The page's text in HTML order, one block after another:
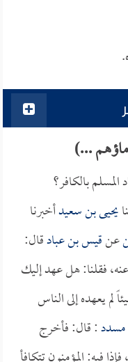
...)
بالكافر؟
يحيى بن سعيدأخبرنا
عنقيس بن عبادقال:
فقلنا: هل عهد إليك
لم يعهده إلى الناس
مسدد: قال: فأخرج